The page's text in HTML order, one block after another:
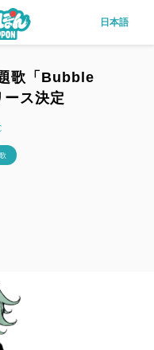
日本語
歌「Bubble
ス決定